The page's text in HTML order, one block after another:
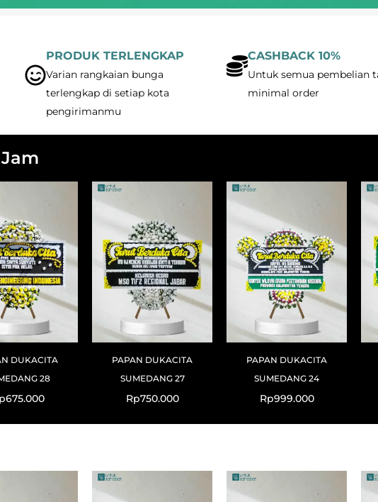
PRODUK TERLENGKAP
Varian rangkaian bunga
terlengkap di setiap kota
pengirimanmu
CASHBACK 10%
Untuk semua pembelian
minimal order
DUKACITA
28
675.000
PAPAN DUKACITA
SUMEDANG 27
Rp750.000
PAPAN DUKACITA
SUMEDANG 24
Rp999.000